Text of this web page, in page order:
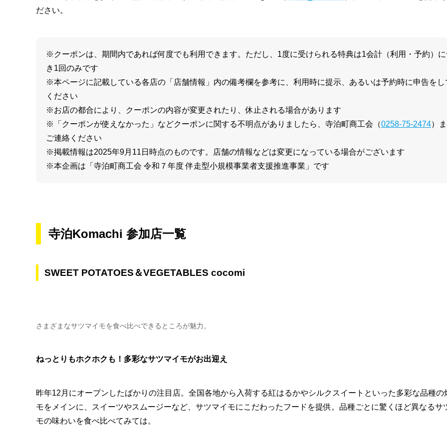
ださい。
※クーポンは、期間内であれば何度でも利用できます。ただし、1度に受けられる特典は1会計（利用・予約）に
き1回のみです
※本ページに記載している各店の「店舗情報」内の備考欄を参考に、利用時に提示、あるいは予約時に申告をし
ください
※お店の都合により、クーポンの内容が変更されたり、休止される場合があります
※「クーポンが使えなかった」などクーポンに関する不明点がありましたら、寺泊町商工会（0258-75-2474）
ご連絡ください
※掲載情報は2025年9月11日時点のものです。店舗の情報などは変更になっている場合がございます
※本企画は「寺泊町商工会 令和７年度 伴走型小規模事業者支援推進事業」です
寺泊Komachi 参加店一覧
SWEET POTATOES＆VEGETABLES cocomi
さまざまなサツマイモを食べ比べできるところが魅力。
ねっとりもホクホクも！多彩なサツマイモがお出迎え
昨年12月にオープンしたばかりの注目店。全国各地から入荷する紅はるかやシルクスイートといった多彩な品種の
モをメインに、スイーツやスムージーなど、サツマイモにこだわったフードを提供。品種ごとに驚くほど異なるサ
モの味わいを食べ比べてみては。